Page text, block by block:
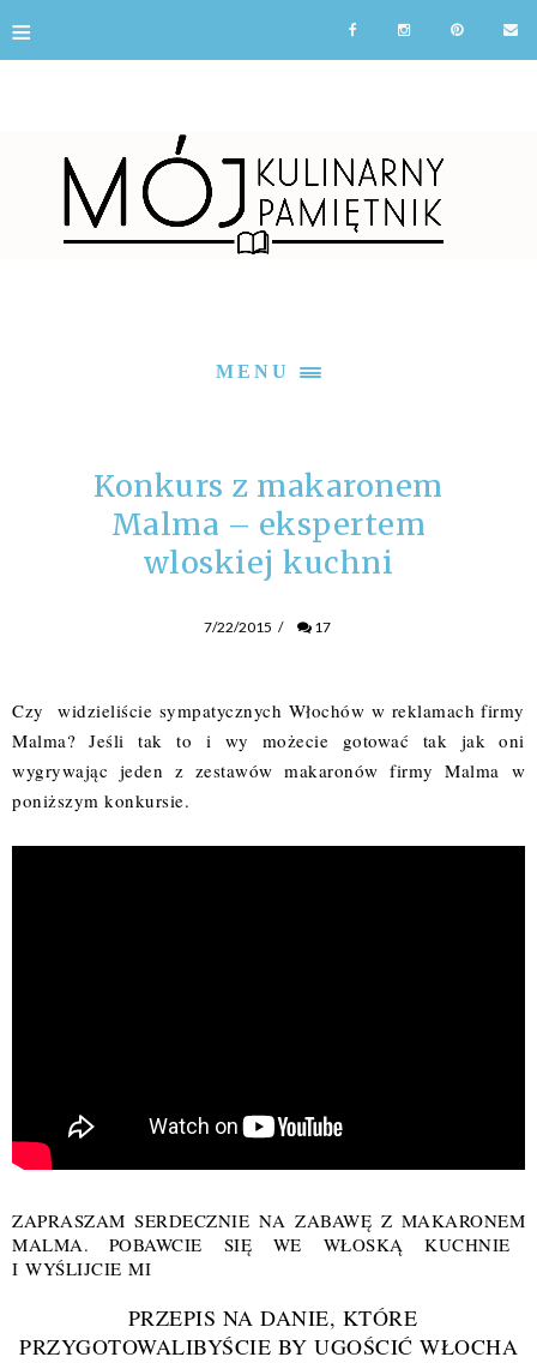
≡
MENU
Konkurs z makaronem
Malma – ekspertem
wloskiej kuchni
7/22/2015 / 17
Czy widzieliście sympatycznych Włochów w reklamach firmy
Malma? Jeśli tak to i wy możecie gotować tak jak oni
wygrywając jeden z zestawów makaronów firmyMalma w
poniższym konkursie.
ZAPRASZAM SERDECZNIE NA ZABAWĘ Z MAKARONEM
MALMA. POBAWCIE SIĘ WE WŁOSKĄ KUCHNIE
I WYŚLIJCIE MI
PRZEPIS NA DANIE, KTÓRE
PRZYGOTOWALIBYŚCIE BY UGOŚCIĆ WŁOCHA